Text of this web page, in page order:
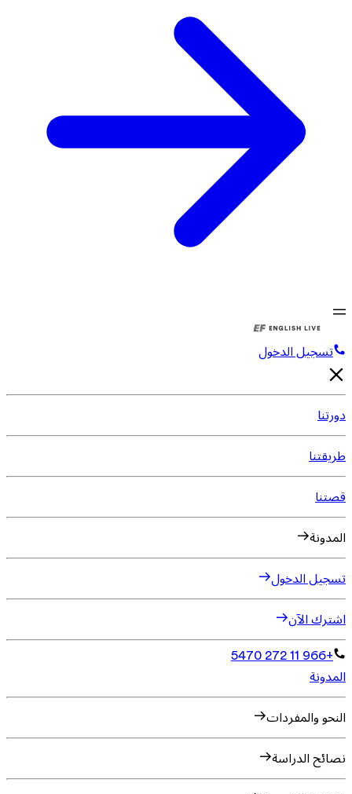
تسجيل الدخول
دورتنا
طريقتنا
قصتنا
المدونة
تسجيل الدخول
اشترك الآن
+966 11 272 5470
المدونة
النحو والمفردات
نصائح الدراسة